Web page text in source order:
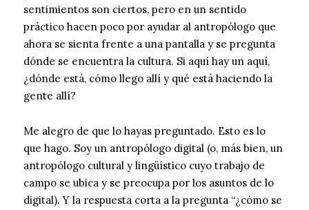
sentimientos son ciertos, pero en un sentido
práctico hacen poco por ayudar al antropólogo que
ahora se sienta frente a una pantalla y se pregunta
dónde se encuentra la cultura. Si aquí hay un aquí,
¿dónde está, cómo llego allí y qué está haciendo la
gente allí?
Me alegro de que lo hayas preguntado. Esto es lo
que hago. Soy un antropólogo digital (o, más bien, un
antropólogo cultural y lingüístico cuyo trabajo de
campo se ubica y se preocupa por los asuntos de lo
digital). Y la respuesta corta a la pregunta “¿cómo se